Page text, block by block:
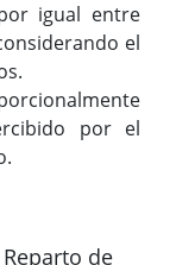
igual entre
el
por el
de